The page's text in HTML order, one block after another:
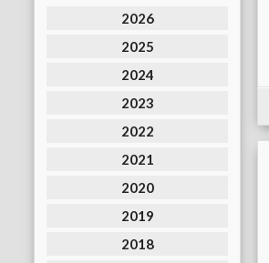
2026
2025
2024
2023
2022
2021
2020
2019
2018